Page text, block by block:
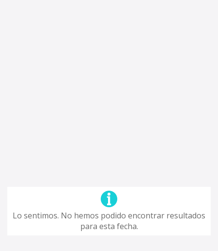
Lo sentimos. No hemos podido encontrar resultados
para esta fecha.